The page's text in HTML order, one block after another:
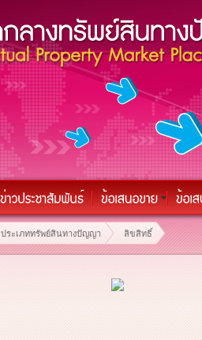
ประเภททรัพย์สินทางปัญญา ลิขสิทธิ์